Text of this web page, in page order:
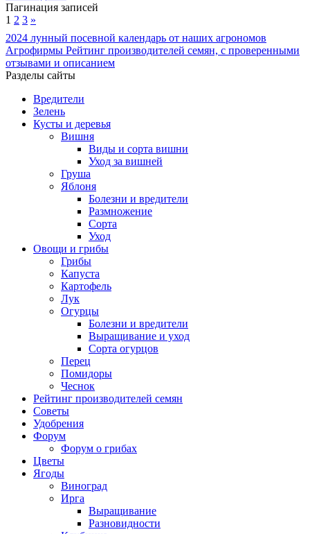
Пагинация записей
1 2 3 »
2024 лунный посевной календарь от наших агрономов
Агрофирмы Рейтинг производителей семян, с проверенными
отзывами и описанием
Разделы сайты
Вредители
Зелень
Кусты и деревья
Вишня
Виды и сорта вишни
Уход за вишней
Груша
Яблоня
Болезни и вредители
Размножение
Сорта
Уход
Овощи и грибы
Грибы
Капуста
Картофель
Лук
Огурцы
Болезни и вредители
Выращивание и уход
Сорта огурцов
Перец
Помидоры
Чеснок
Рейтинг производителей семян
Советы
Удобрения
Форум
Форум о грибах
Цветы
Ягоды
Виноград
Ирга
Выращивание
Разновидности